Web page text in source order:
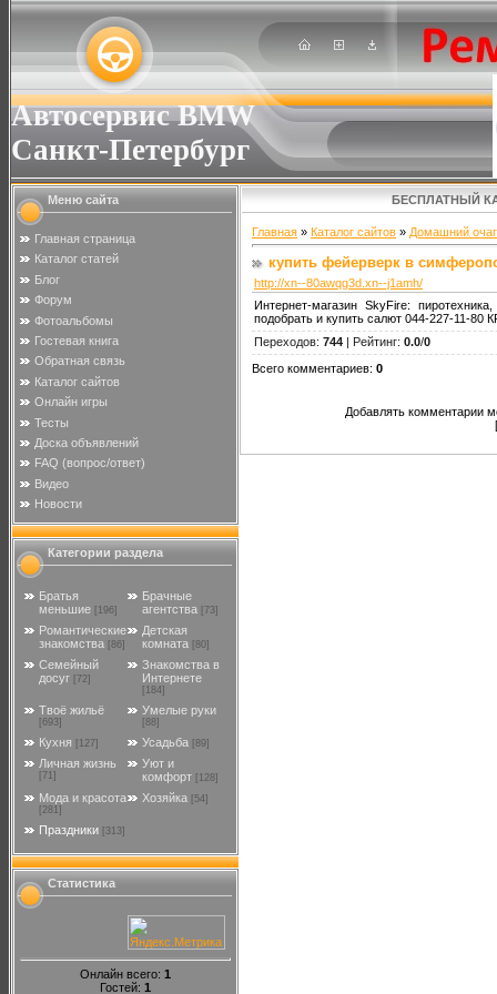
Автосервис BMW
Санкт-Петербург
Меню сайта
Главная страница
Каталог статей
Блог
Форум
Фотоальбомы
Гостевая книга
Обратная связь
Каталог сайтов
Онлайн игры
Тесты
Доска объявлений
FAQ (вопрос/ответ)
Видео
Новости
Категории раздела
Братья
меньшие
[196]
Брачные
агентства
[73]
Романтические
знакомства [86]
Детская
комната [80]
Семейный
досуг
[72]
Знакомства в
Интернете
[184]
Твоё жильё
[693]
Умелые руки
[88]
Кухня [127] Усадьба [89]
Личная жизнь
[71]
Уют и
комфорт
[128]
Мода и красота
[281]
Хозяйка [54]
Праздники [313]
Статистика
Онлайн всего: 1
Гостей: 1
БЕСПЛАТНЫЙ
Главная » Каталог сайтов » Домашний очаг
купить фейерверк в
http://xn--80awqg3d.xn--j1amh/
Интернет-магазин SkyFire:
подобрать и купить салют 044-227-11-
Переходов: 744 | Рейтинг: 0.0/0
Всего комментариев: 0
Добавлять комментарии